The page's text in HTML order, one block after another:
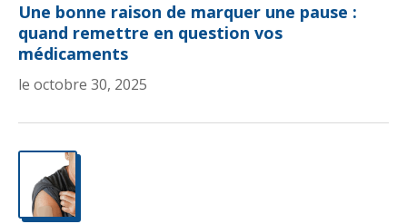
Une bonne raison de marquer une pause :
quand remettre en question vos
médicaments
le octobre 30, 2025